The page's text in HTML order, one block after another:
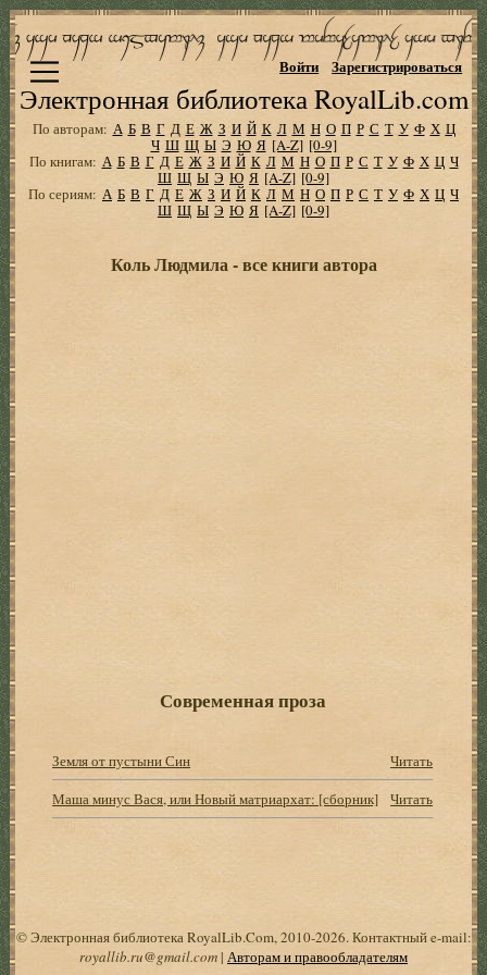
Электронная библиотека RoyalLib.com
Войти Зарегистрироваться
По авторам: А Б В Г Д Е Ж З И Й К Л М Н О П Р С Т У Ф Х Ц
Ч Ш Щ Ы Э Ю Я [A-Z] [0-9]
По книгам: А Б В Г Д Е Ж З И Й К Л М Н О П Р С Т У Ф Х Ц Ч
Ш Щ Ы Э Ю Я [A-Z] [0-9]
По сериям: А Б В Г Д Е Ж З И Й К Л М Н О П Р С Т У Ф Х Ц Ч
Ш Щ Ы Э Ю Я [A-Z] [0-9]
Коль Людмила - все книги автора
Современная проза
Земля от пустыни Син
Читать
Маша минус Вася, или Новый матриархат: [сборник]
Читать
© Электронная библиотека RoyalLib.Com, 2010-2026. Контактный e-mail:
royallib.ru@gmail.com| Авторам и правообладателям